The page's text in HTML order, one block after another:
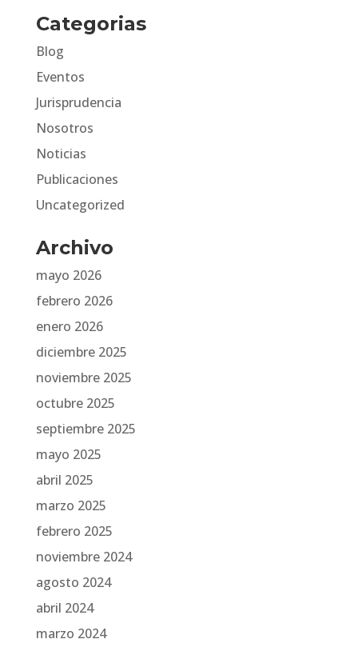
Categorias
Blog
Eventos
Jurisprudencia
Nosotros
Noticias
Publicaciones
Uncategorized
Archivo
mayo 2026
febrero 2026
enero 2026
diciembre 2025
noviembre 2025
octubre 2025
septiembre 2025
mayo 2025
abril 2025
marzo 2025
febrero 2025
noviembre 2024
agosto 2024
abril 2024
marzo 2024